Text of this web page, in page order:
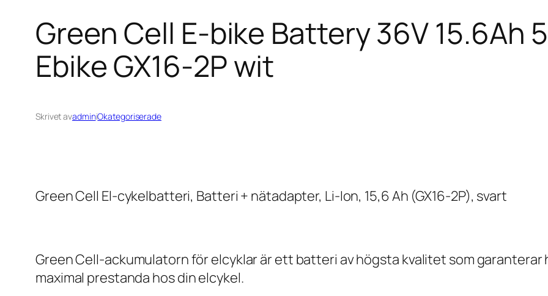
Green Cell E-bike Battery 36V 15.6Ah
Ebike GX16-2P wit
Skrivet avadminiOkategoriserade
Green Cell El-cykelbatteri, Batteri + nätadapter, Li-Ion, 15,6 Ah (GX16-2P), svart
Green Cell-ackumulatorn för elcyklar är ett batteri av högsta kvalitet som
maximal prestanda hos din elcykel.